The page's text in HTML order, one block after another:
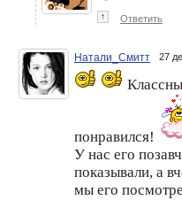
↑ Ответить
Натали_Смитт 27
понравился!
У нас его
показывали, а
мы его